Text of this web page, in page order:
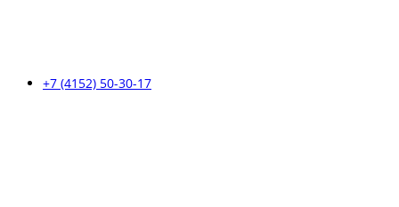
+7 (4152) 50-30-17